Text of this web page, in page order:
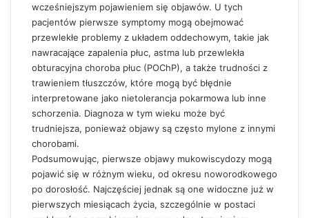
wcześniejszym pojawieniem się objawów. U tych
pacjentów pierwsze symptomy mogą obejmować
przewlekłe problemy z układem oddechowym, takie jak
nawracające zapalenia płuc, astma lub przewlekła
obturacyjna choroba płuc (POChP), a także trudności z
trawieniem tłuszczów, które mogą być błędnie
interpretowane jako nietolerancja pokarmowa lub inne
schorzenia. Diagnoza w tym wieku może być
trudniejsza, ponieważ objawy są często mylone z innymi
chorobami.
Podsumowując, pierwsze objawy mukowiscydozy mogą
pojawić się w różnym wieku, od okresu noworodkowego
po dorosłość. Najczęściej jednak są one widoczne już w
pierwszych miesiącach życia, szczególnie w postaci